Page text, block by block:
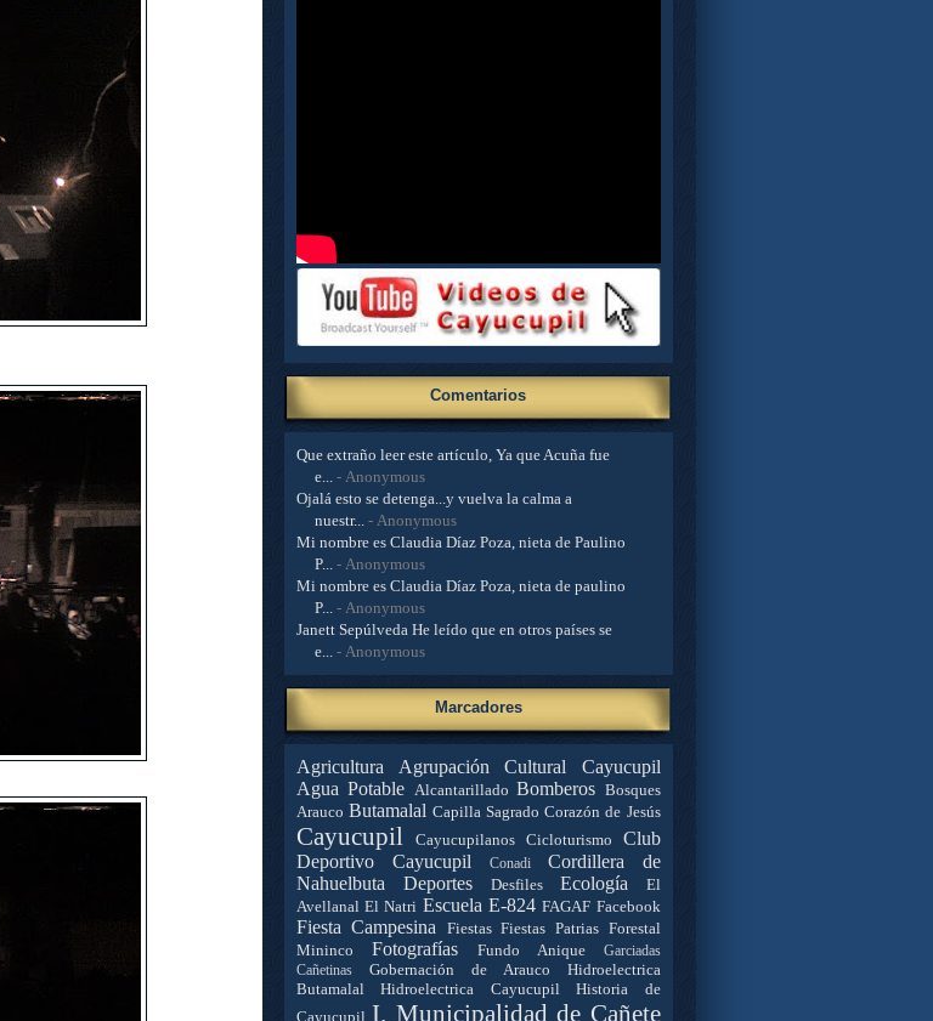
Comentarios
Que extraño leer este artículo, Ya que Acuña fue
e...- Anonymous
Ojalá esto se detenga...y vuelva la calma a
nuestr...- Anonymous
Mi nombre es Claudia Díaz Poza, nieta de Paulino
P...- Anonymous
Mi nombre es Claudia Díaz Poza, nieta de paulino
P...- Anonymous
Janett Sepúlveda He leído que en otros países se
e...- Anonymous
Marcadores
Agricultura
Agrupación Cultural Cayucupil
Agua Potable Alcantarillado Bomberos Bosques
Arauco Butamalal Capilla Sagrado Corazón de Jesús
Cayucupil Cayucupilanos Cicloturismo
Club
Deportivo Cayucupil
Conadi
Cordillera de
Nahuelbuta
Deportes Desfiles Ecología
El
Avellanal El Natri Escuela E-824 FAGAF Facebook
Fiesta Campesina Fiestas Fiestas Patrias Forestal
Mininco
Fotografías Fundo Anique
Garciadas
Cañetinas
Gobernación de Arauco
Hidroelectrica
Butamalal
Hidroelectrica Cayucupil
Historia de
Cayucupil I. Municipalidad de Cañete